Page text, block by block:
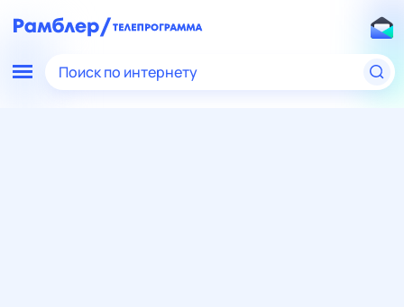
Поиск по интернету